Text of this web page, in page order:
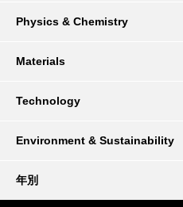
Physics & Chemistry
Materials
Technology
Environment & Sustainability
年別